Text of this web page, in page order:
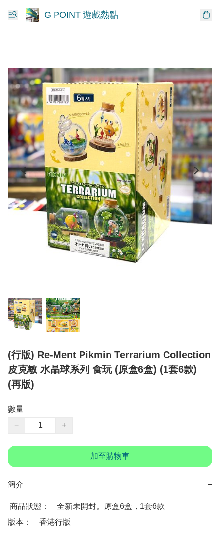
G POINT 遊戲熱點
(行版) Re-Ment Pikmin Terrarium Collection
皮克敏 水晶球系列 食玩 (原盒6盒) (1套6款)
(再版)
數量
−
+
加至購物車
簡介 −
版本：　香港行版